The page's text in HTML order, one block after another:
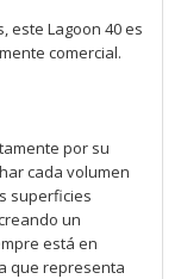
este Lagoon 40 es
comercial.
por su
cada volumen
superficies
un
está en
que representa